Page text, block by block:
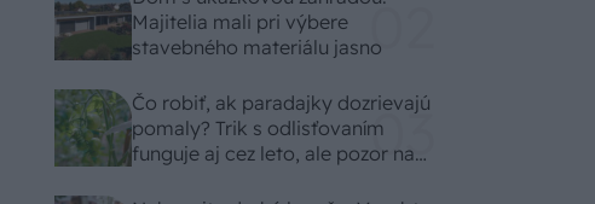
Majitelia mali pri výbere
stavebného materiálu jasno
Čo robiť, ak paradajky dozrievajú
pomaly? Trik s odlisťovaním
funguje aj cez leto, ale pozor na